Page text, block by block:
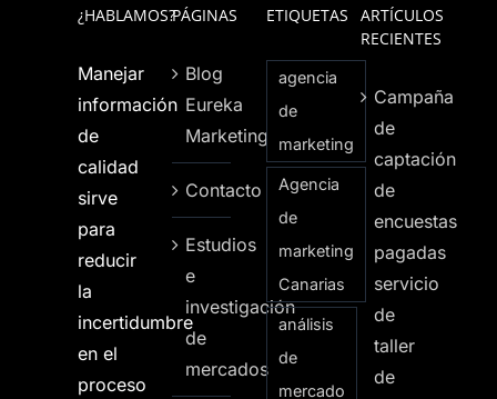
¿HABLAMOS?
Manejar
información
de
calidad
sirve
para
reducir
la
incertidumbre
en el
proceso
PÁGINAS
Blog
Eureka
Marketing
Contacto
Estudios
e
investigación
de
mercados
ETIQUETAS
agencia
de
marketing
Agencia
de
marketing
Canarias
análisis
de
mercado
ARTÍCULOS
RECIENTES
Campaña
de
captación
de
encuestas
pagadas
servicio
de
taller
de